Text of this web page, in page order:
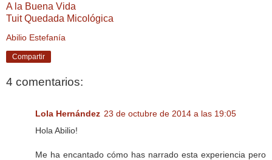
A la Buena Vida
Tuit Quedada Micológica
Abilio Estefanía
Compartir
4 comentarios:
Lola Hernández 23 de octubre de 2014 a las 19:05
Hola Abilio!
Me ha encantado cómo has narrado esta experiencia pero